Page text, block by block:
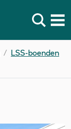
LSS-boenden